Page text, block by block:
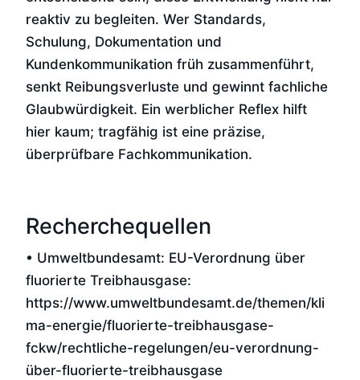
reaktiv zu begleiten. Wer Standards,
Schulung, Dokumentation und
Kundenkommunikation früh zusammenführt,
senkt Reibungsverluste und gewinnt fachliche
Glaubwürdigkeit. Ein werblicher Reflex hilft
hier kaum; tragfähig ist eine präzise,
überprüfbare Fachkommunikation.
Recherchequellen
• Umweltbundesamt: EU-Verordnung über
fluorierte Treibhausgase:
https://www.umweltbundesamt.de/themen/kli
ma-energie/fluorierte-treibhausgase-
fckw/rechtliche-regelungen/eu-verordnung-
über-fluorierte-treibhausgase